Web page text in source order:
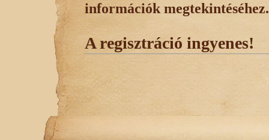
információk megtekintéséhez.
A regisztráció ingyenes!